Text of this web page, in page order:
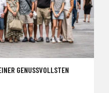
GENUSSVOLLSTEN